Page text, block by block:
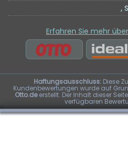
,
Erfahren Sie mehr
Haftungsausschluss:Diese
Kundenbewertungen wurde auf
Otto.deerstellt. Der Inhalt dieser
verfügbaren